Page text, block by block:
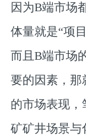
因为B端市场
体量就是“项
而且B端市场
要的因素，那
的市场表现
矿矿井场景与